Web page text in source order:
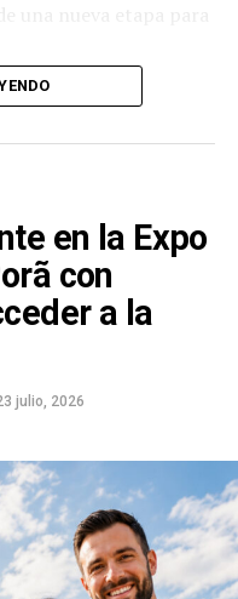
en la Expo
con
a la
julio, 2026